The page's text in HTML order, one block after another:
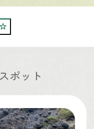
ポット